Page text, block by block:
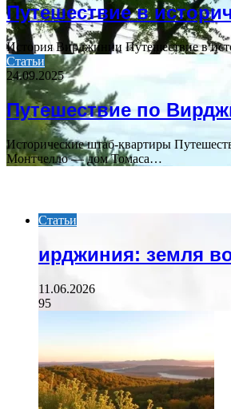
Путешествие в
История Вирджинии Путешествие в
Статьи
24.09.2025
Путешествие по
Исторические штаб-квартиры
Монтчелло — дом Томаса…
Статьи
ирджиния: земля
11.06.2026
95